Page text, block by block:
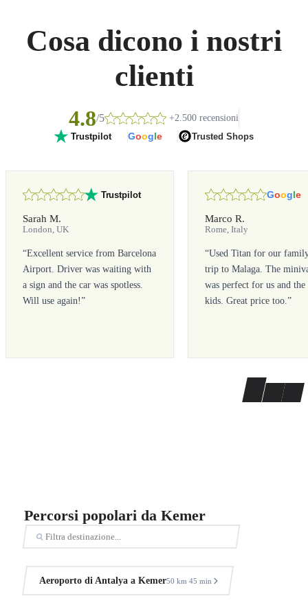
Cosa dicono i nostri
clienti
4.8/5 +2.500 recensioni
Trustpilot Google Trusted Shops
Trustpilot
Sarah M.
London, UK
“Excellent service from Barcelona
Airport. Driver was waiting with
a sign and the car was spotless.
Will use again!”
Google
Marco R.
Rome, Italy
“Used Titan for our
trip to Malaga. The
was perfect for us and the
kids. Great price too.”
Percorsi popolari da Kemer
Aeroporto di Antalya a Kemer50 km·45 min